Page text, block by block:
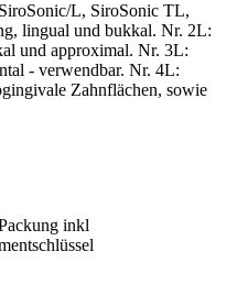
L, SiroSonic TL,
lingual und bukkal. Nr. 2L:
und approximal. Nr. 3L:
- verwendbar. Nr. 4L:
Zahnflächen, sowie
inkl